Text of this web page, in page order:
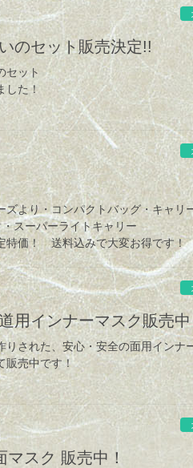
のセット販売決定!!
セット
した！
ズより・コンパクトバッグ・キャ
スーパーライトキャリー
特価！ 送料込みで大変お得です！
用インナーマスク販売
りされた、安心・安全の面用インナ
販売中です！
スク 販売中！